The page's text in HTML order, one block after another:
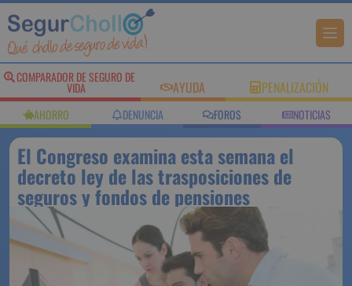
COMPARADOR DE
SEGURO DE VIDA AYUDA PENALIZACIÓN
AHORRO DENUNCIA FOROS NOTICIAS
El Congreso examina esta semana
el decreto ley de las trasposiciones
de seguros y fondos de pensiones